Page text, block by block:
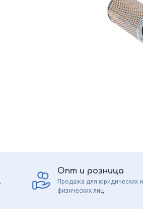
Опт и розница
Продажа для юридических и
физических лиц